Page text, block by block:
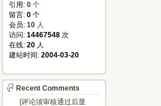
引用: 0 个
留言: 0 个
会员: 10 人
访问: 14467548 次
在线: 20 人
建站时间: 2004-03-20
Recent Comments
[评论须审核通过后显